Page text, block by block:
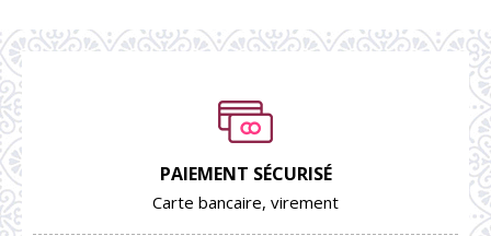
PAIEMENT SÉCURISÉ
Carte bancaire, virement